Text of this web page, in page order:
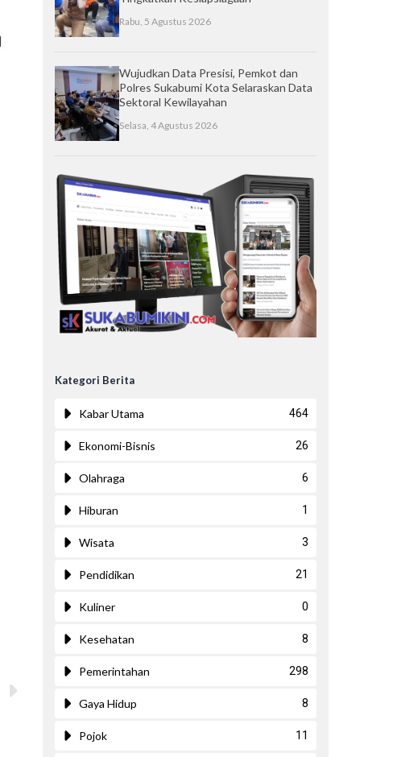
Next
Rabu, 5 Agustus 2026
Wujudkan Data Presisi, Pemkot dan
Polres Sukabumi Kota Selaraskan Data
Sektoral Kewilayahan
Selasa, 4 Agustus 2026
Kategori Berita
Kabar Utama 464
Ekonomi-Bisnis 26
Olahraga 6
Hiburan 1
Wisata 3
Pendidikan 21
Kuliner 0
Kesehatan 8
Pemerintahan 298
Gaya Hidup 8
Pojok 11